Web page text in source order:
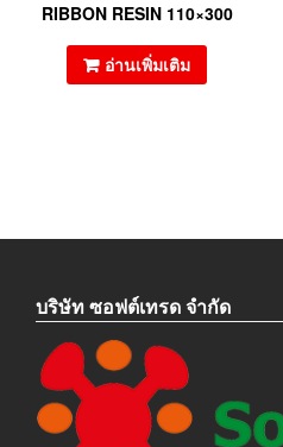
RIBBON RESIN 110×300
อ่านเพิ่มเติม
บริษัท ซอฟต์เทรด จำกัด